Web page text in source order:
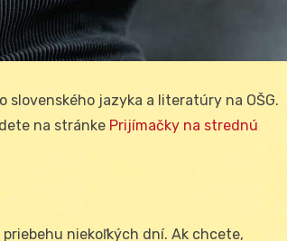
jazyka a literatúry na OŠG.
na stránke Prijímačky na strednú
niekoľkých dní. Ak chcete,